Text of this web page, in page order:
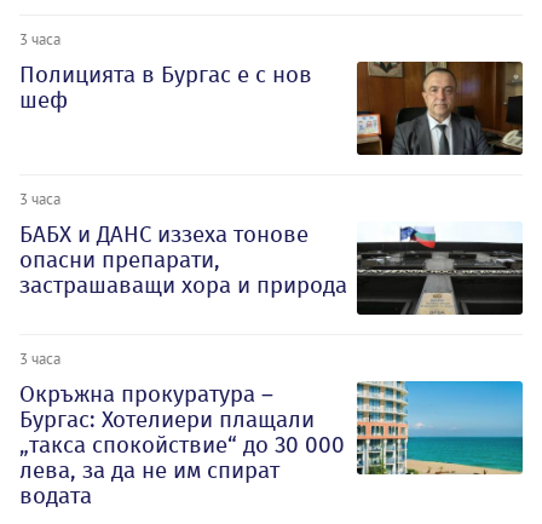
3 часа
Полицията в Бургас е с нов
шеф
3 часа
БАБХ и ДАНС иззеха тонове
опасни препарати,
застрашаващи хора и природа
3 часа
Окръжна прокуратура –
Бургас: Хотелиери плащали
„такса спокойствие“ до 30 000
лева, за да не им спират
водата